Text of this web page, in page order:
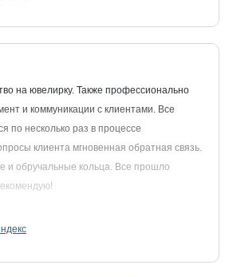
на ювелирку. Также профессионально
и коммуникации с клиентами. Все
по несколько раз в процессе
клиента мгновенная обратная связь.
и обручальные кольца. Все прошло